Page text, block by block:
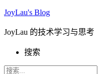
JoyLau's Blog
JoyLau 的技术学习与思考
搜索